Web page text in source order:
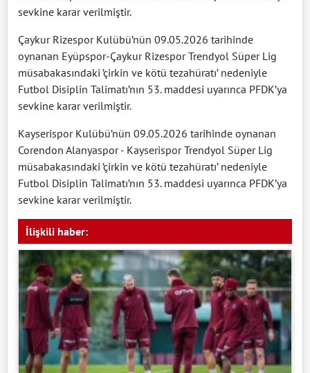
sevkine karar verilmiştir.
Çaykur Rizespor Kulübü’nün 09.05.2026 tarihinde
oynanan Eyüpspor-Çaykur Rizespor Trendyol Süper Lig
müsabakasındaki ’çirkin ve kötü tezahüratı’ nedeniyle
Futbol Disiplin Talimatı’nın 53. maddesi uyarınca PFDK’ya
sevkine karar verilmiştir.
Kayserispor Kulübü’nün 09.05.2026 tarihinde oynanan
Corendon Alanyaspor - Kayserispor Trendyol Süper Lig
müsabakasındaki ’çirkin ve kötü tezahüratı’ nedeniyle
Futbol Disiplin Talimatı’nın 53. maddesi uyarınca PFDK’ya
sevkine karar verilmiştir.
İlişkili haber: